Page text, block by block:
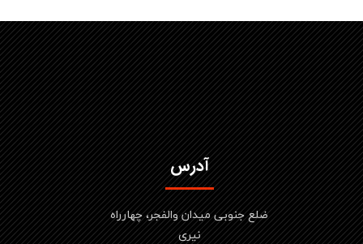
آدرس
ضلع جنوبی میدان والفجر، چهارراه
نیری